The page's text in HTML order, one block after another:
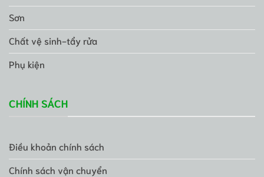
Sơn
Chất vệ sinh-tẩy rửa
Phụ kiện
CHÍNH SÁCH
Điều khoản chính sách
Chính sách vận chuyển